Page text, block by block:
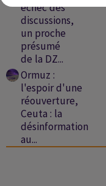
échec des
discussions,
un proche
présumé
de la DZ...
Ormuz :
l'espoir d'une
réouverture,
Ceuta : la
désinformation
au...